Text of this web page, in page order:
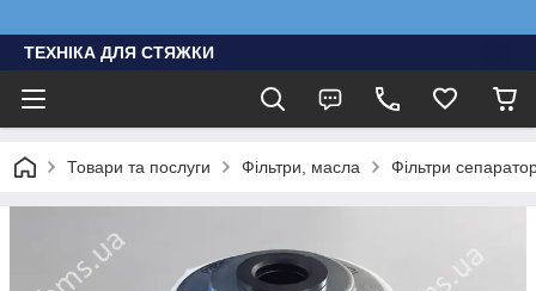
ТЕХНІКА ДЛЯ СТЯЖКИ
Товари та послуги Фільтри, масла Фільтри